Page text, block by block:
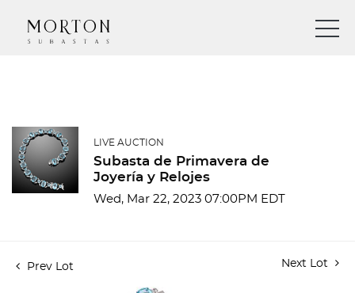
LIVE AUCTION
Subasta de Primavera de
Joyería y Relojes
Wed, Mar 22, 2023 07:00PM EDT
Prev Lot Next Lot